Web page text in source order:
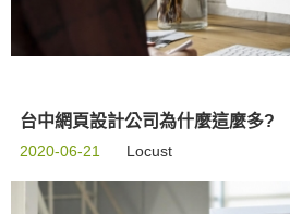
台中網頁設計公司為什麼這麼多?
2020-06-21 Locust